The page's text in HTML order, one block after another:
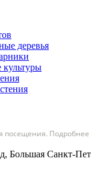
деревья
культуры
посещения.
Большая Санкт-